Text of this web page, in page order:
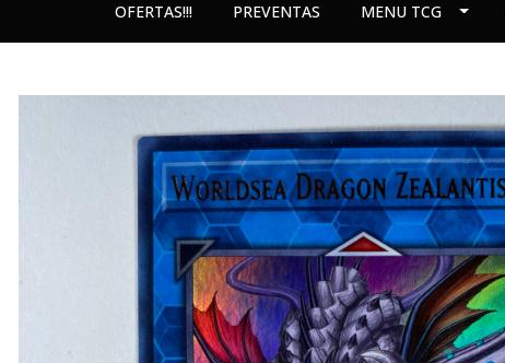
OFERTAS!!! PREVENTAS MENU TCG